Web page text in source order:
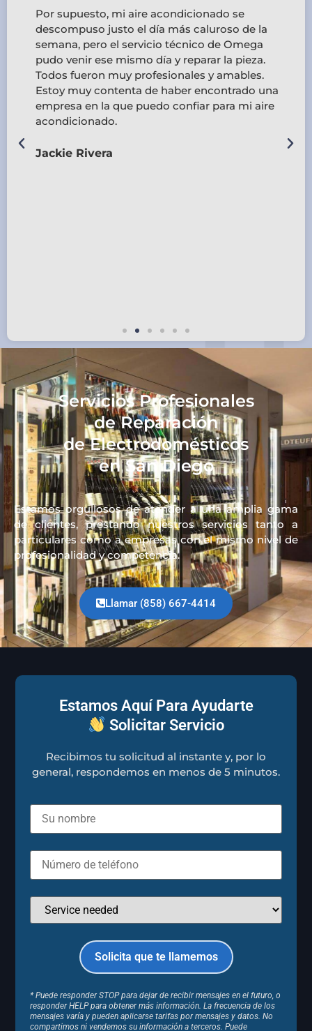
Por supuesto, mi aire acondicionado se
descompuso justo el día más caluroso de la
semana, pero el servicio técnico de Omega
pudo venir ese mismo día y reparar la pieza.
Todos fueron muy profesionales y amables.
Estoy muy contenta de haber encontrado una
empresa en la que puedo confiar para mi aire
acondicionado.
Jackie Rivera
Servicios Profesionales
de Reparación
de Electrodomésticos
en San Diego
Estamos orgullosos de atender a una amplia gama
de clientes, prestando nuestros servicios tanto a
particulares como a empresas con el mismo nivel de
profesionalidad y competencia.
Llamar (858) 667-4414
Estamos Aquí Para Ayudarte
Solicitar Servicio
Recibimos tu solicitud al instante y, por lo
general, respondemos en menos de 5 minutos.
* Puede responder STOP para dejar de recibir mensajes en el futuro, o
responder HELP para obtener más información. La frecuencia de los
mensajes varía y pueden aplicarse tarifas por mensajes y datos. No
compartimos ni vendemos su información a terceros. Puede